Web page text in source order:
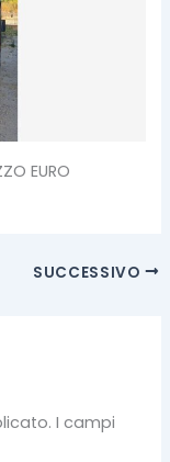
EURO
SUCCESSIVO
I campi